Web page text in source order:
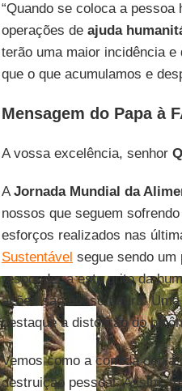
“Quando se coloca a
operações de ajuda
terão uma maior incidência
que o que acumulamos e
Mensagem do Papa à
A vossa excelência, senhor
AJornada Mundial da
nossos que seguem
esforços realizados nas
Sustentável segue sendo
responder a este grito da
ações são nosso futuro.
destaque a distorção do
Vemos como a comida
destruição pessoal. Assim,